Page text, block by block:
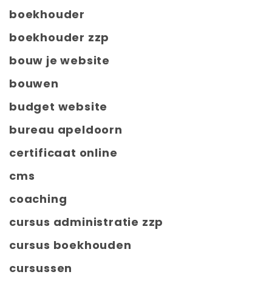
boekhouder
boekhouder zzp
bouw je website
bouwen
budget website
bureau apeldoorn
certificaat online
cms
coaching
cursus administratie zzp
cursus boekhouden
cursussen